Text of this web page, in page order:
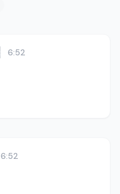
6:52
6:52